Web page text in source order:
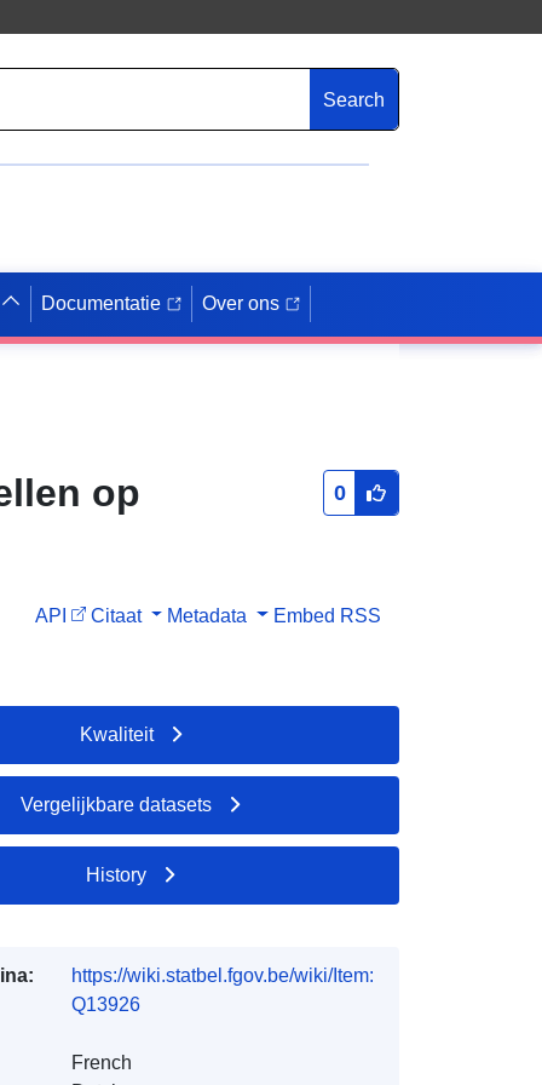
Search
Documentatie Over ons
op
0
API Citaat Metadata Embed RSS
Kwaliteit
Vergelijkbare datasets
History
https://wiki.statbel.fgov.be/wiki/Item:
Q13926
French